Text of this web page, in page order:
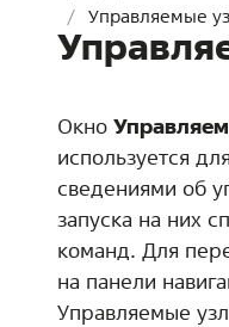
Управляемые
Окно
используется
сведениями об
запуска на них
команд. Для
на панели
Управляемые